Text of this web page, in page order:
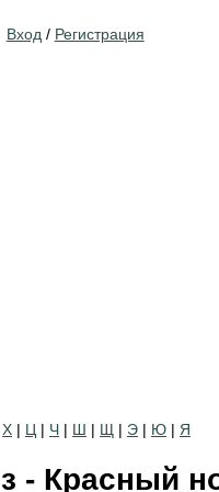
Вход / Регистрация
Х | Ц | Ч | Ш | Щ | Э | Ю | Я
- Красный